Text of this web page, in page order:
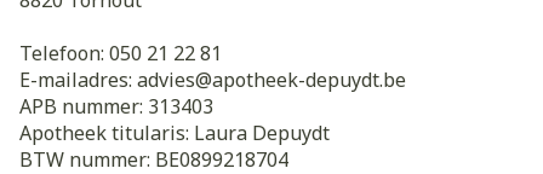
Telefoon: 050 21 22 81
E-mailadres: advies@apotheek-depuydt.be
APB nummer: 313403
Apotheek titularis: Laura Depuydt
BTW nummer: BE0899218704